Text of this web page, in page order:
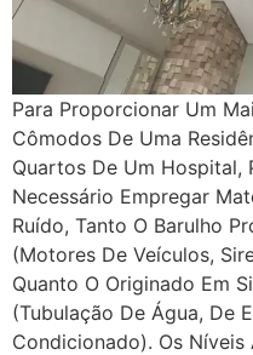
Para Proporcionar Um
Cômodos De Uma
Quartos De Um Hospital,
Necessário Empregar
Ruído, Tanto O Barulho
(motores De Veículos,
Quanto O Originado Em
(tubulação De Água, De
Condicionado). Os